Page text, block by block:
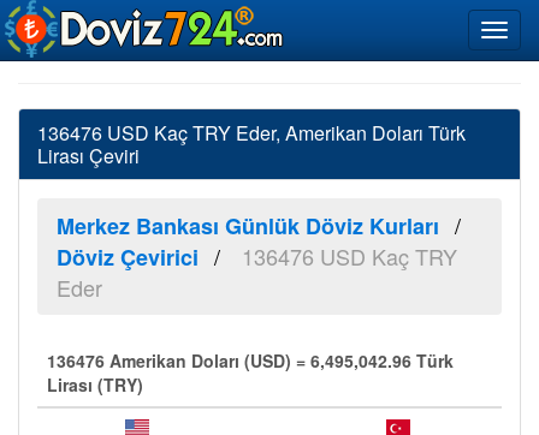
136476 USD Kaç TRY Eder, Amerikan Doları Türk
Lirası Çeviri
Merkez Bankası Günlük Döviz Kurları
Döviz Çevirici
136476 USD Kaç TRY
Eder
136476 Amerikan Doları (USD) = 6,495,042.96 Türk
Lirası (TRY)